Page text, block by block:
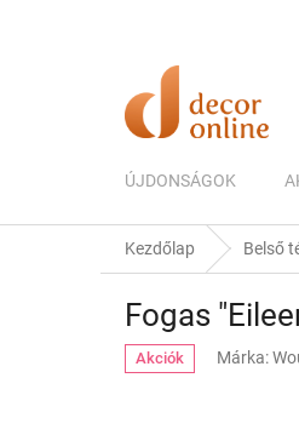
ÚJDONSÁGOK
Kezdőlap Belső
Fogas
Akciók Márka: